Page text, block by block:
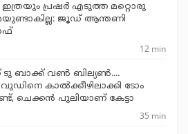
പ്രഷര്‍ എടുത്ത മറ്റൊരു
ജൂഡ് ആന്തണി
12 min
ടു ബാക്ക് വണ്‍ ബില്യണ്‍....
കാല്‍ക്കീഴിലാക്കി ടോം
ചെക്കന്‍ പുലിയാണ് കേട്ടാ
35 min